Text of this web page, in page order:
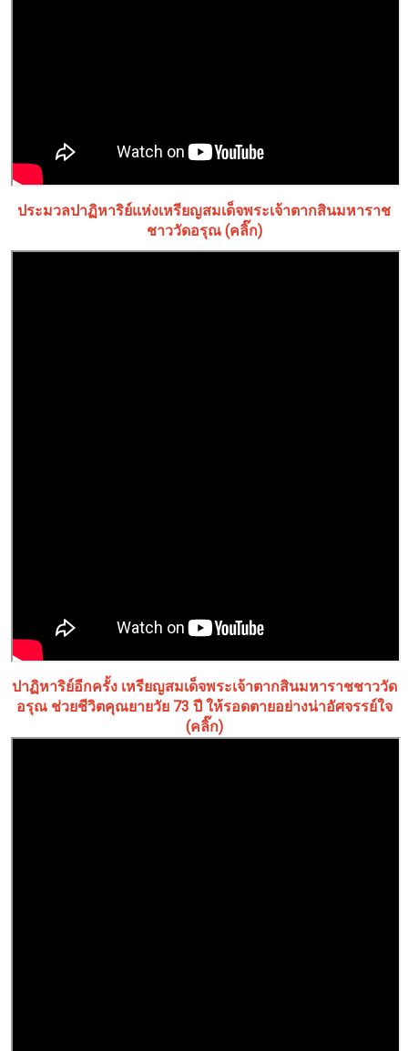
ประมวลปาฏิหาริย์แห่งเหรียญสมเด็จพระเจ้าตากสินมหาราช
ชาววัดอรุณ (คลิ๊ก)
ปาฏิหาริย์อีกครั้ง เหรียญสมเด็จพระเจ้าตากสินมหาราชชาววัด
อรุณ ช่วยชีวิตคุณยายวัย 73 ปี ให้รอดตายอย่างน่าอัศจรรย์ใจ
(คลิ๊ก)